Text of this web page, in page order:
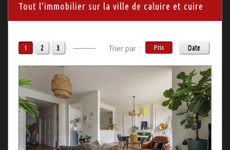
Tout l'immobilier sur la ville de caluire et cuire
1 2 3 Trier par : Prix Date